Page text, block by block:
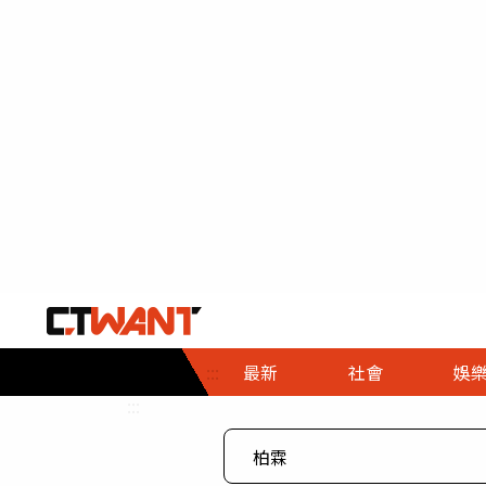
::: 最新 社會
社會首頁
時事
娛樂
娛樂首頁
即時
專題
財經首頁
熱線
３Ｃ
政